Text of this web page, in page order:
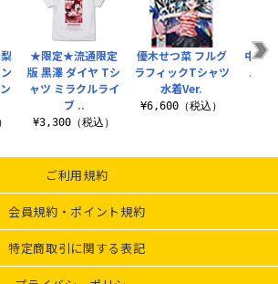
★限定★流通限定
版 黒澤 ダイヤ Tシ
ャツ ミラクルライ
ブ ..
¥3,300（税込）
優木せつ菜 フルグ
ラフィックTシャツ
水着Ver.
¥6,600（税込）
中須
ルつ
ご利用規約
会員規約・ポイント規約
特定商取引に関する表記